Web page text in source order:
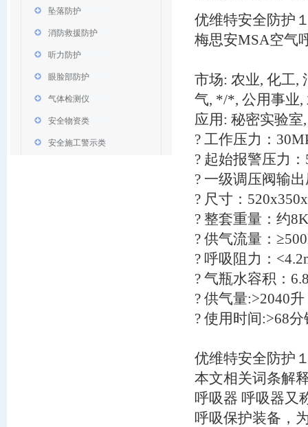
坠落防护
消防救援防护
听力防护
眼脸部防护
气体检测仪
安全物资类
安全施工警示类
优维特安全防护
梅思安MSA空气
市场: 农业, 化工,
气, */*, 公用事业,
应用: 秘密实验室
? 工作压力：
? 起始报警压力：
? 一级调压阀输
? 尺寸：
? 整套重量：约
? 供气流量：
? 呼吸阻力：
? 气瓶水容积：
? 供气量:>2040升
? 使用时间:>68
优维特安全防护
本文相关词条解
呼吸器 呼吸器又
呼吸保护装备，